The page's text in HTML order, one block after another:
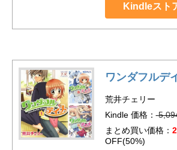
Kindleスト
ワンダフルデ
荒井チェリー
Kindle 価格：
まとめ買い価格：
OFF(50%)